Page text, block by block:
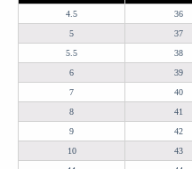
4.5 36
5
37
5.5
38
6
39
7
40
8
41
9
42
10
43